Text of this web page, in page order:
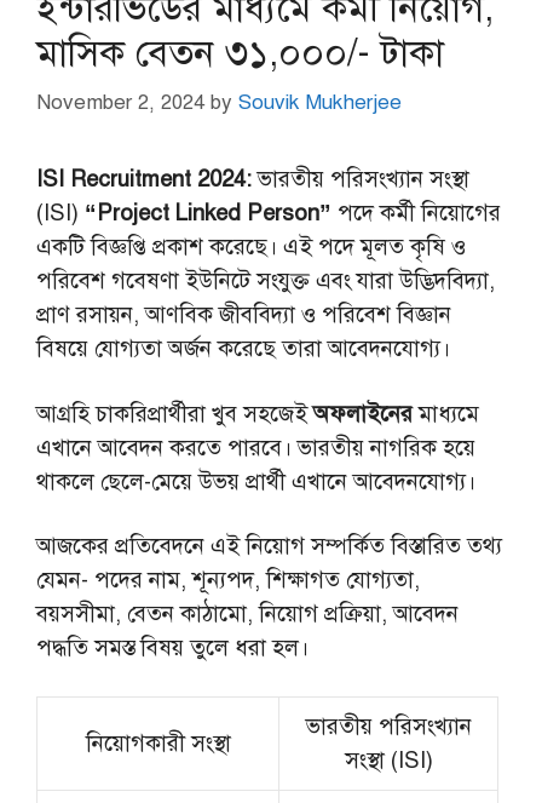
মাসিক বেতন ৩১,০০০/- টাকা
November 2, 2024 by Souvik Mukherjee
ISI Recruitment 2024:ভারতীয় পরিসংখ্যান সংস্থা
(ISI) “Project Linked Person” পদে কর্মী নিয়োগের
একটি বিজ্ঞপ্তি প্রকাশ করেছে। এই পদে মূলত কৃষি ও
পরিবেশ গবেষণা ইউনিটে সংযুক্ত এবং যারা উদ্ভিদবিদ্যা,
প্রাণ রসায়ন, আণবিক জীববিদ্যা ও পরিবেশ বিজ্ঞান
বিষয়ে যোগ্যতা অর্জন করেছে তারা আবেদনযোগ্য।
আগ্রহি চাকরিপ্রার্থীরা খুব সহজেইঅফলাইনেরমাধ্যমে
এখানে আবেদন করতে পারবে। ভারতীয় নাগরিক হয়ে
থাকলে ছেলে-মেয়ে উভয় প্রার্থী এখানে আবেদনযোগ্য।
আজকের প্রতিবেদনে এই নিয়োগ সম্পর্কিত বিস্তারিত তথ্য
যেমন- পদের নাম, শূন্যপদ, শিক্ষাগত যোগ্যতা,
বয়সসীমা, বেতন কাঠামো, নিয়োগ প্রক্রিয়া, আবেদন
পদ্ধতি সমস্ত বিষয় তুলে ধরা হল।
নিয়োগকারী সংস্থা
ভারতীয় পরিসংখ্যান
সংস্থা (ISI)